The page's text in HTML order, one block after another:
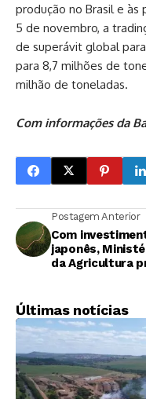
produção no Brasil e às
5 de novembro, a
de superávit global
para 8,7 milhões de
milhão de toneladas.
Com informações da
Postagem Anterior
Com
japonês,
da Agricultura
Últimas notícias